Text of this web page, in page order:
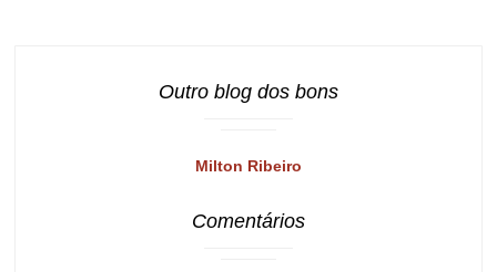
Outro blog dos bons
Milton Ribeiro
Comentários